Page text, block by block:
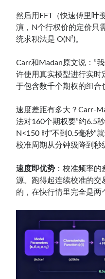
然后用FFT（快速傅里叶
演，N个行权价的定价只
统求积法是 O(N²)。
Carr和Madan原文说：”
许使用真实模型进行实时
于包含数千个期权的组合
速度差距有多大？Carr-
法对160个期权要”约6.5
N<150 时”不到0.5毫秒”
校准周期从分钟级降到秒
速度即优势 ：校准频率
源。跑得起连续校准的交
的，在快行情里完全是两